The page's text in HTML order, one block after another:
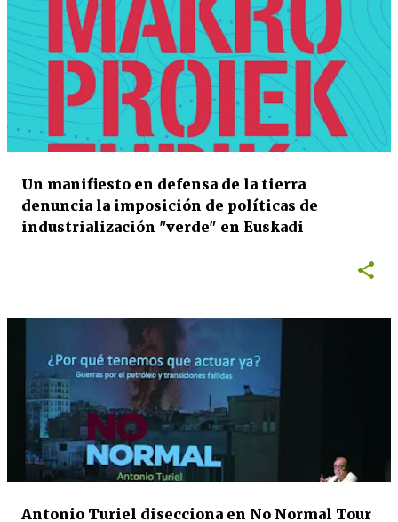
Un manifiesto en defensa de la tierra
denuncia la imposición de políticas de
industrialización "verde" en Euskadi
Antonio Turiel disecciona en No Normal Tour